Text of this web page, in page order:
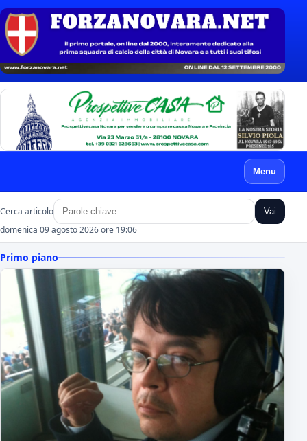
Menu
Cerca articolo Vai
domenica 09 agosto 2026 ore 19:06
Primo piano